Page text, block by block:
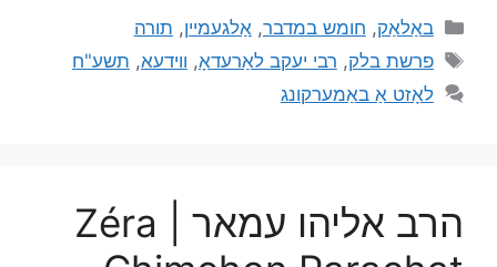
באַלאַק, חומש במדבר, אַלגעמיין, תורה
פרשת בלק, רבי יעקב לאַרעדאָ, ווידעא, תשע"ח
לאָזט אַ באַמערקונג
הרב אליהו עמאר | Zéra